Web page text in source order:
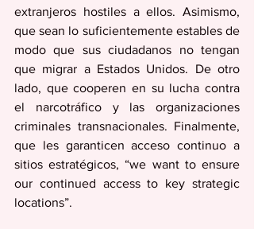
extranjeros hostiles a ellos. Asimismo,
que sean lo suficientemente estables de
modo que sus ciudadanos no tengan
que migrar a Estados Unidos. De otro
lado, que cooperen en su lucha contra
el narcotráfico y las organizaciones
criminales transnacionales. Finalmente,
que les garanticen acceso continuo a
sitios estratégicos, “we want to ensure
our continued access to key strategic
locations”.